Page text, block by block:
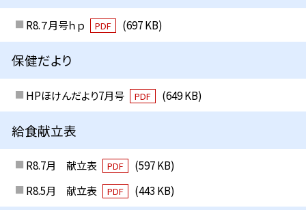
R8.７月号ｈｐ PDF (697 KB)
保健だより
HPほけんだより7月号 PDF (649 KB)
給食献立表
R8.7月 献立表 PDF
(597 KB)
R8.5月 献立表
PDF (443 KB)